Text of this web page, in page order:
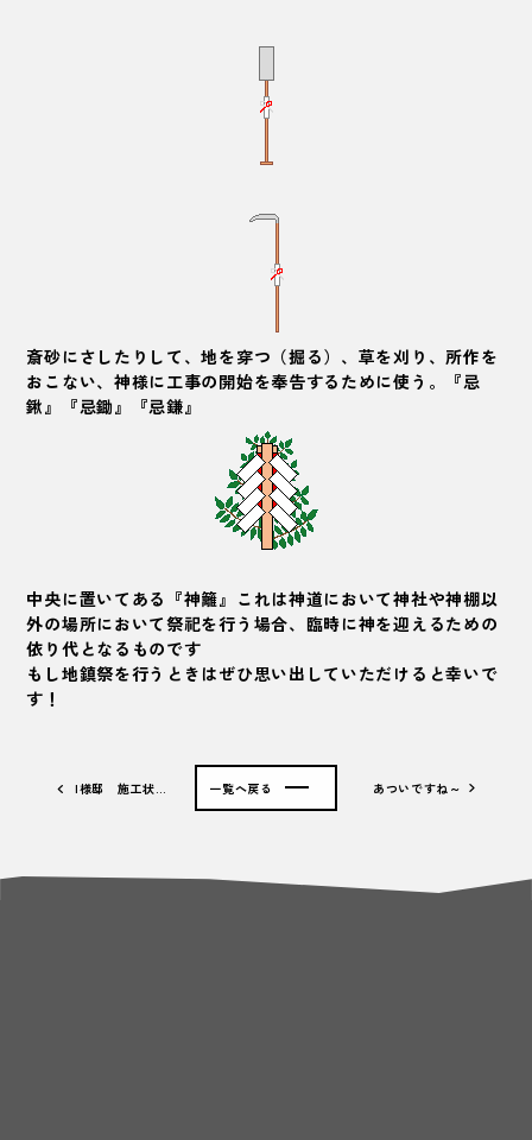
斎砂にさしたりして、地を穿つ（掘る）、草を刈り、所作を
おこない、神様に工事の開始を奉告するために使う。『忌
鍬』『忌鋤』『忌鎌』
中央に置いてある『神籬』これは神道において神社や神棚以
外の場所において祭祀を行う場合、 臨時に神を迎えるための
依り代となるものです
もし地鎮祭を行うときはぜひ思い出していただけると幸いで
す！
I様邸 施工状… あついですね～
一覧へ戻る